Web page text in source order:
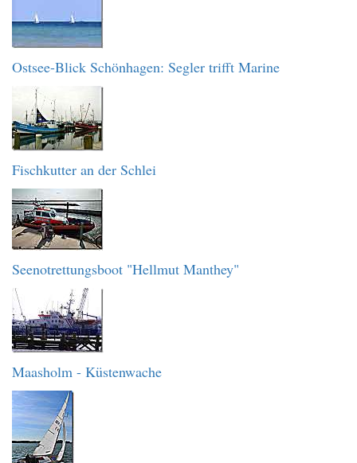
Ostsee-Blick Schönhagen: Segler trifft Marine
Fischkutter an der Schlei
Seenotrettungsboot "Hellmut Manthey"
Maasholm - Küstenwache